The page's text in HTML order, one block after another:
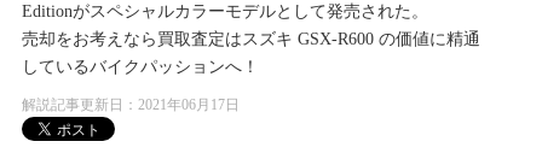
Editionがスペシャルカラーモデルとして発売された。
売却をお考えなら買取査定はスズキ GSX-R600 の価値に精通
しているバイクパッションへ！
解説記事更新日：2021年06月17日